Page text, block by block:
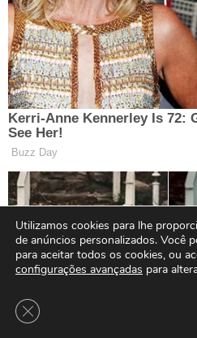
Utilizamos cookies para lhe
de anúncios personalizados. Você
para aceitar todos os cookies, ou
configurações avançadas para
Close GDPR Cookie Banner